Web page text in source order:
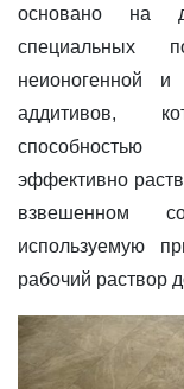
основано на
специальных
неионогенной
аддитивов,
эффективно
взвешенном
используемую
рабочий раствор